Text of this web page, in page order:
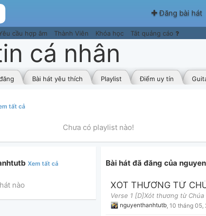
Đăng bài hát
cầu hợp âm Thành Viên Khóa học Tắt quảng cáo
cá nhân
Điểm uy tín
Playlist
Bài hát yêu thích
tất cả
Chưa có playlist nào!
Xem tất cả
nào
Bài hát đã đăng của
XÓT THƯƠNG TỪ
nguyenthanhtutb 10 tháng 05,